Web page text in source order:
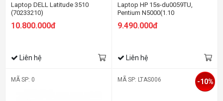
Laptop DELL Latitude 3510
(70233210)
10.800.000đ
Liên hệ
Laptop HP 15s-du0059TU,
Pentium N5000(1.10
HDD,DVDSM Ext,Intel UHD
9.490.000đ
Liên hệ
MÃ SP: 0 MÃ SP: LTAS006 -10%